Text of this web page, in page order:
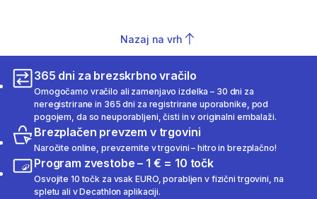
Nazaj na vrh
365 dni za brezskrbno vračilo
Omogočamo vračilo ali zamenjavo izdelka – 30 dni za
neregistrirane in 365 dni za registrirane uporabnike, pod
pogojem, da so neuporabljeni, čisti in v originalni embalaži.
Brezplačen prevzem v trgovini
Naročite online, prevzemite v trgovini – hitro in brezplačno!
Program zvestobe – 1 € = 10 točk
Osvojite 10 točk za vsak EURO, porabljen v fizični trgovini, na
spletu ali v Decathlon aplikaciji.